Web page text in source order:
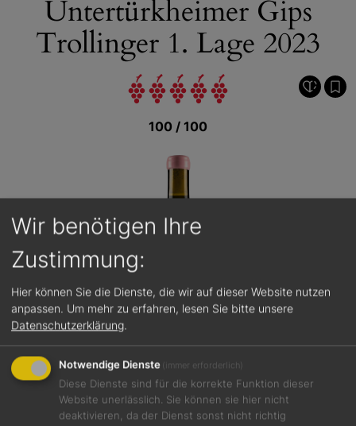
Untertürkheimer Gips
Trollinger 1. Lage 2023
100 / 100
Jetzt teilen
Wir benötigen Ihre
Zustimmung:
Hier können Sie die Dienste, die wir auf dieser Website nutzen
anpassen. Um mehr zu erfahren, lesen Sie bitte unsere
Datenschutzerklärung.
Notwendige Dienste (immer erforderlich)
Diese Dienste sind für die korrekte Funktion dieser
Website unerlässlich. Sie können sie hier nicht
deaktivieren, da der Dienst sonst nicht richtig